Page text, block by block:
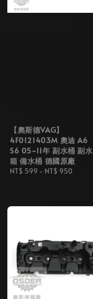
【奧斯德VAG】
4F0121403M 奧迪 A6
S6 05~11年 副水桶 副水
箱 備水桶 德國原廠
Regular
NT$ 599 - NT$ 950